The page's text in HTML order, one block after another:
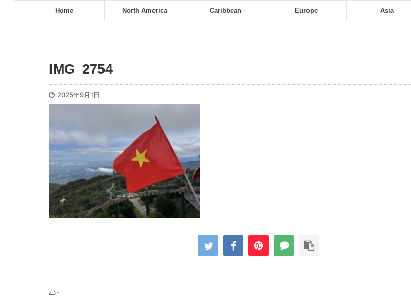
Home North America Caribbean Europe Asia
IMG_2754
2025年9月1日
-